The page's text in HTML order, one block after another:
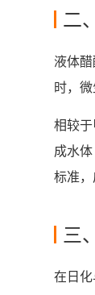
二
液体
时，
相较
成水
标准
三
在日